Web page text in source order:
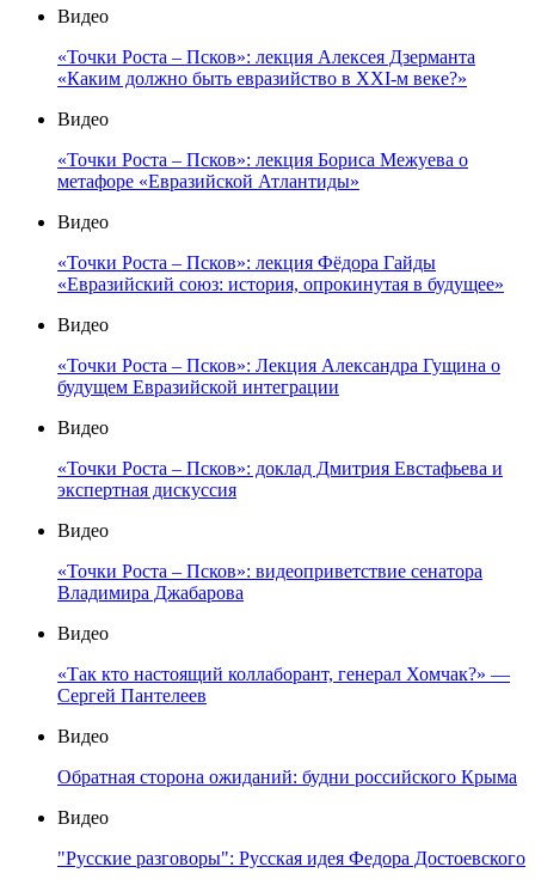
Видео
«Точки Роста – Псков»: лекция Алексея Дзерманта
«Каким должно быть евразийство в XXI-м веке?»
Видео
«Точки Роста – Псков»: лекция Бориса Межуева о
метафоре «Евразийской Атлантиды»
Видео
«Точки Роста – Псков»: лекция Фёдора Гайды
«Евразийский союз: история, опрокинутая в будущее»
Видео
«Точки Роста – Псков»: Лекция Александра Гущина о
будущем Евразийской интеграции
Видео
«Точки Роста – Псков»: доклад Дмитрия Евстафьева и
экспертная дискуссия
Видео
«Точки Роста – Псков»: видеоприветствие сенатора
Владимира Джабарова
Видео
«Так кто настоящий коллаборант, генерал Хомчак?» —
Сергей Пантелеев
Видео
Обратная сторона ожиданий: будни российского Крыма
Видео
"Русские разговоры": Русская идея Федора Достоевского